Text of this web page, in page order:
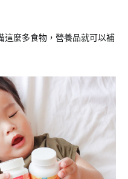
這麼多食物，營養品就可以補